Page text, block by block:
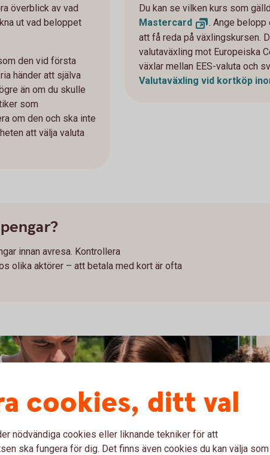
överblick av vad
ut vad beloppet
den vid första
händer att själva
än om du skulle
som
om den och ska inte
att välja valuta
Du kan se vilken kurs som
Mastercard
. Ange belopp
att få reda på växlingskursen.
valutaväxling mot Europeiska
växlar mellan EES-valuta och
Valutaväxling vid kortköp
innan avresa. Kontrollera
olika aktörer – att betala med kort är ofta
cookies, ditt val
nödvändiga cookies eller liknande tekniker för att
ska fungera för dig. Det finns även cookies du kan välja som